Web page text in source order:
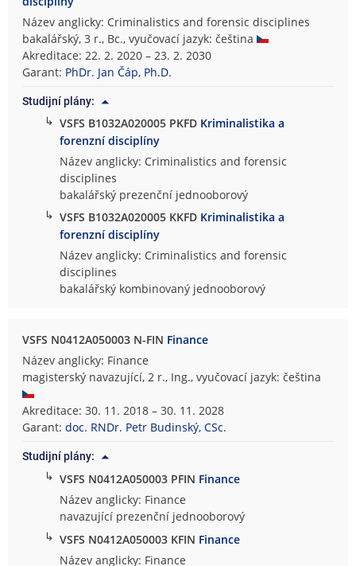
Název anglicky: Criminalistics and forensic disciplines
bakalářský, 3 r., Bc., vyučovací jazyk: čeština
Akreditace: 22. 2. 2020 – 23. 2. 2030
Garant: PhDr. Jan Čáp, Ph.D.
Studijní plány:
↳ VSFS B1032A020005 PKFD Kriminalistika a
forenzní disciplíny
Název anglicky: Criminalistics and forensic
disciplines
bakalářský prezenční jednooborový
↳ VSFS B1032A020005 KKFD Kriminalistika a
forenzní disciplíny
Název anglicky: Criminalistics and forensic
disciplines
bakalářský kombinovaný jednooborový
VSFS N0412A050003 N-FIN Finance
Název anglicky: Finance
magisterský navazující, 2 r., Ing., vyučovací jazyk: čeština
Akreditace: 30. 11. 2018 – 30. 11. 2028
Garant:doc. RNDr. Petr Budinský, CSc.
Studijní plány:
↳ VSFS N0412A050003 PFIN Finance
Název anglicky: Finance
navazující prezenční jednooborový
↳ VSFS N0412A050003 KFIN Finance
Název anglicky: Finance